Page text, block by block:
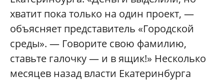
хватит пока только на один проект, —
объясняет представитель «Городской
среды». — Говорите свою фамилию,
ставьте галочку — и в ящик!» Несколько
месяцев назад власти Екатеринбурга